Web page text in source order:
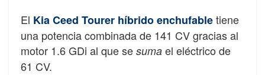
El Kia Ceed Tourer híbrido enchufabletiene
una potencia combinada de 141 CV gracias al
motor 1.6 GDi al que se suma el eléctrico de
61 CV.